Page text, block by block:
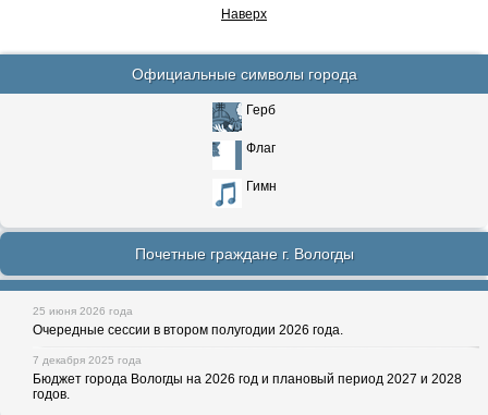
Наверх
Официальные символы города
Герб
Флаг
Гимн
Почетные граждане г. Вологды
25 июня 2026 года
Очередные сессии в втором полугодии 2026 года.
7 декабря 2025 года
Бюджет города Вологды на 2026 год и плановый период 2027 и 2028
годов.